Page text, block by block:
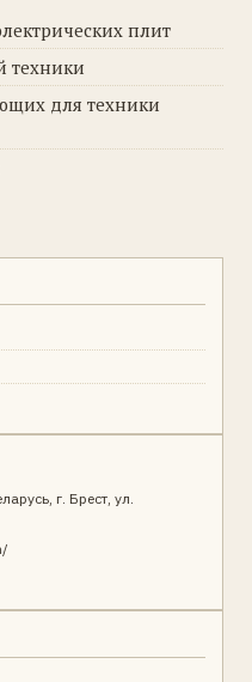
плит
техники
для техники
г. Брест, ул.